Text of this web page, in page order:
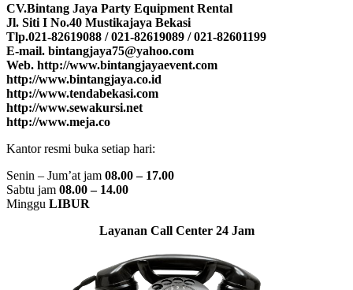
CV.Bintang Jaya Party Equipment Rental
Jl. Siti I No.40 Mustikajaya Bekasi
Tlp.021-82619088 / 021-82619089 / 021-82601199
E-mail. bintangjaya75@yahoo.com
Web. http://www.bintangjayaevent.com
http://www.bintangjaya.co.id
http://www.tendabekasi.com
http://www.sewakursi.net
http://www.meja.co
Kantor resmi buka setiap hari:
Senin – Jum’at jam 08.00 – 17.00
Sabtu jam 08.00 – 14.00
Minggu LIBUR
Layanan Call Center 24 Jam